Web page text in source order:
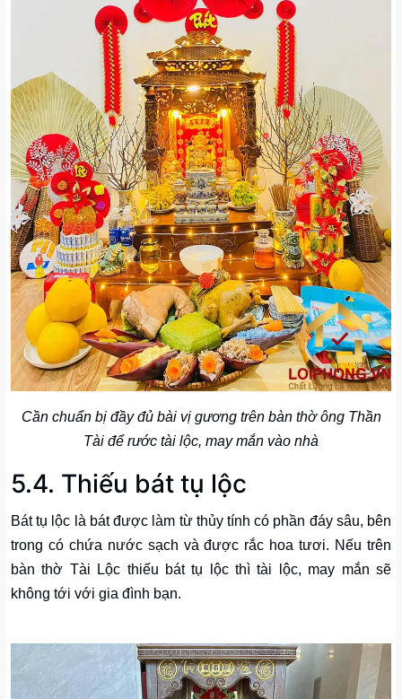
Cần chuẩn bị đầy đủ bài vị gương trên bàn thờ ông Thần
Tài để rước tài lộc, may mắn vào nhà
5.4. Thiếu bát tụ lộc
Bát tụ lộc là bát được làm từ thủy tính có phần đáy sâu, bên
trong có chứa nước sạch và được rắc hoa tươi. Nếu trên
bàn thờ Tài Lộc thiếu bát tụ lộc thì tài lộc, may mắn sẽ
không tới với gia đình bạn.